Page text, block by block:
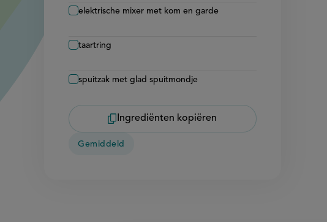
elektrische mixer met kom en garde
taartring
spuitzak met glad spuitmondje
Ingrediënten kopiëren
Gemiddeld